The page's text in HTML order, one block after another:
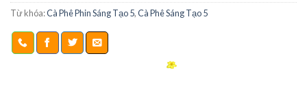
Từ khóa:Cà Phê Phin Sáng Tạo 5,Cà Phê Sáng Tạo 5